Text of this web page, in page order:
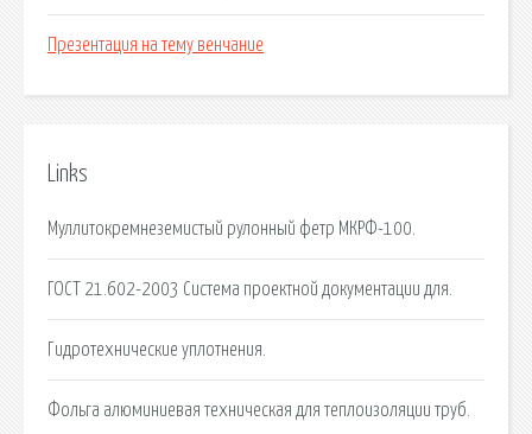
Презентация на тему венчание
Links
Муллитокремнеземистый рулонный фетр МКРФ-100.
ГОСТ 21.602-2003 Система проектной документации для.
Гидротехнические уплотнения.
Фольга алюминиевая техническая для теплоизоляции труб.